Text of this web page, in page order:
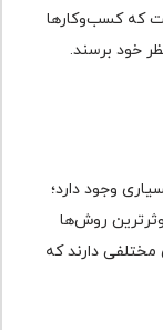
که کسب‌وکارها
خود برسند.
وجود دارد؛
روش‌ها
دارند که